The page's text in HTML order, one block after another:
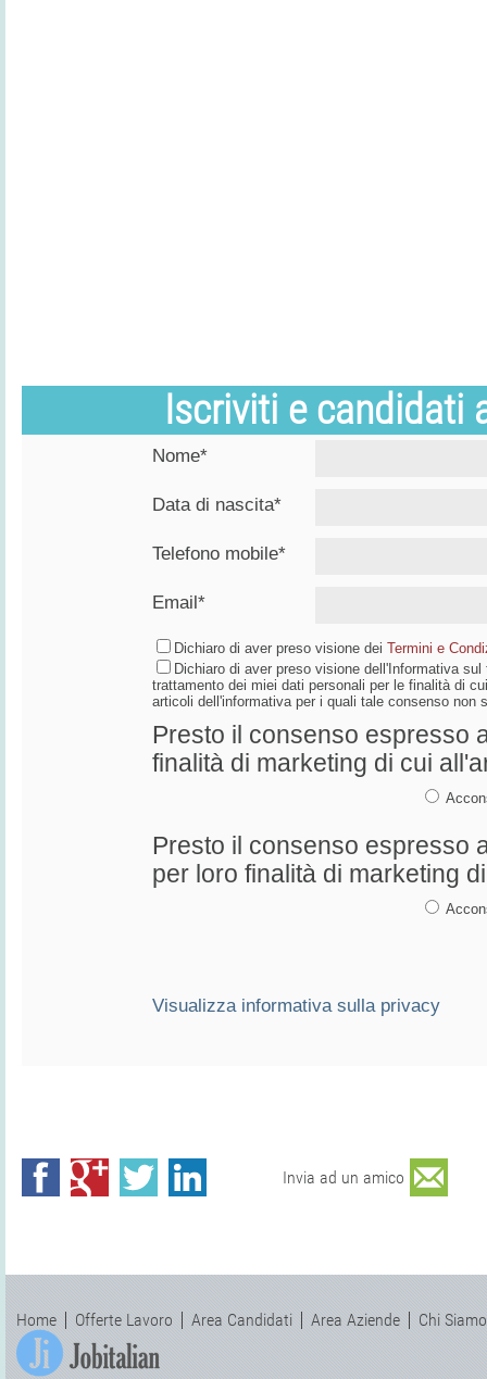
Iscriviti e candidati
Nome*
Data di nascita*
Telefono mobile*
Email*
Dichiaro di aver preso visione dei Termini e
Dichiaro di aver preso visione dell'Informativa
trattamento dei miei dati personali per le finalità di
articoli dell'informativa per i quali tale consenso non
Presto il consenso espresso
finalità di marketing di cui
Presto il consenso espresso
per loro finalità di marketing
Visualizza informativa sulla privacy
Invia ad un amico
Home Offerte Lavoro Area Candidati Area Aziende Chi Siamo